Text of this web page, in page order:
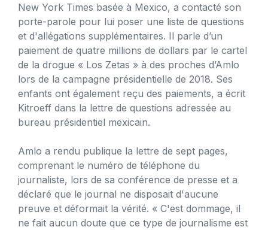
New York Times basée à Mexico, a contacté son
porte-parole pour lui poser une liste de questions
et d'allégations supplémentaires. Il parle d’un
paiement de quatre millions de dollars par le cartel
de la drogue « Los Zetas » à des proches d’Amlo
lors de la campagne présidentielle de 2018. Ses
enfants ont également reçu des paiements, a écrit
Kitroeff dans la lettre de questions adressée au
bureau présidentiel mexicain.
Amlo a rendu publique la lettre de sept pages,
comprenant le numéro de téléphone du
journaliste, lors de sa conférence de presse et a
déclaré que le journal ne disposait d'aucune
preuve et déformait la vérité. « C'est dommage, il
ne fait aucun doute que ce type de journalisme est